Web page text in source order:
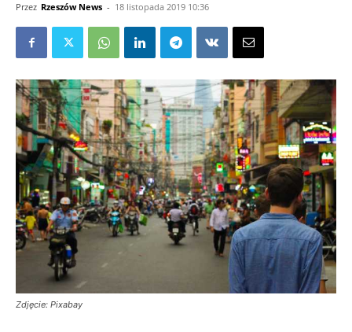
Przez Rzeszów News - 18 listopada 2019 10:36
Zdjęcie: Pixabay